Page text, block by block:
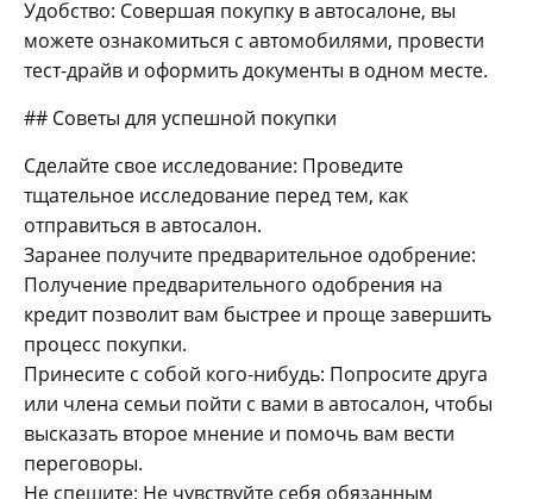
Удобство: Совершая покупку в автосалоне, вы
можете ознакомиться с автомобилями, провести
тест-драйв и оформить документы в одном месте.
## Советы для успешной покупки
Сделайте свое исследование: Проведите
тщательное исследование перед тем, как
отправиться в автосалон.
Заранее получите предварительное одобрение:
Получение предварительного одобрения на
кредит позволит вам быстрее и проще завершить
процесс покупки.
Принесите с собой кого-нибудь: Попросите друга
или члена семьи пойти с вами в автосалон, чтобы
высказать второе мнение и помочь вам вести
переговоры.
Не спешите: Не чувствуйте себя обязанным